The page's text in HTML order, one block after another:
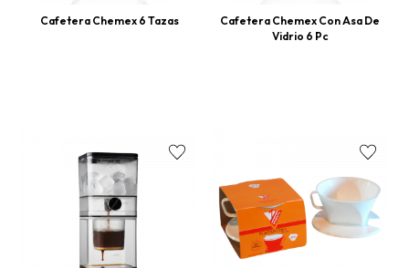
Cafetera Chemex 6 Tazas
Cafetera Chemex Con Asa De
Vidrio 6 Pc